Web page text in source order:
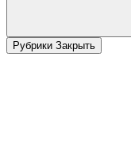
Рубрики Закрыть